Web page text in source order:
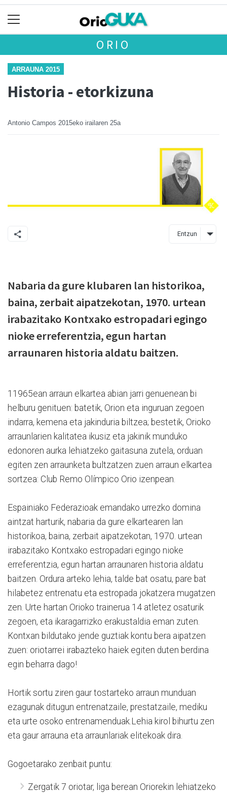
ORIO
ARRAUNA 2015
Historia - etorkizuna
Antonio Campos 2015eko irailaren 25a
Entzun
Nabaria da gure klubaren lan historikoa,
baina, zerbait aipatzekotan, 1970. urtean
irabazitako Kontxako estropadari egingo
nioke erreferentzia, egun hartan
arraunaren historia aldatu baitzen.
11965ean arraun elkartea abian jarri genuenean bi
helburu genituen: batetik, Orion eta inguruan zegoen
indarra, kemena eta jakinduria biltzea; bestetik, Orioko
arraunlarien kalitatea ikusiz eta jakinik munduko
edonoren aurka lehiatzeko gaitasuna zutela, orduan
egiten zen arraunketa bultzatzen zuen arraun elkartea
sortzea: Club Remo Olímpico Orio izenpean.
Espainiako Federazioak emandako urrezko domina
aintzat harturik, nabaria da gure elkartearen lan
historikoa, baina, zerbait aipatzekotan, 1970. urtean
irabazitako Kontxako estropadari egingo nioke
erreferentzia, egun hartan arraunaren historia aldatu
baitzen. Ordura arteko lehia, talde bat osatu, pare bat
hilabetez entrenatu eta estropada jokatzera mugatzen
zen. Urte hartan Orioko trainerua 14 atletez osaturik
zegoen, eta ikaragarrizko erakustaldia eman zuten.
Kontxan bildutako jende guztiak kontu bera aipatzen
zuen: oriotarrei irabazteko haiek egiten duten berdina
egin beharra dago!
Hortik sortu ziren gaur tostarteko arraun munduan
ezagunak ditugun entrenatzaile, prestatzaile, mediku
eta urte osoko entrenamenduak.Lehia kirol bihurtu zen
eta gaur arrauna eta arraunlariak elitekoak dira.
Gogoetarako zenbait puntu:
Zergatik 7 oriotar, liga berean Oriorekin lehiatzeko